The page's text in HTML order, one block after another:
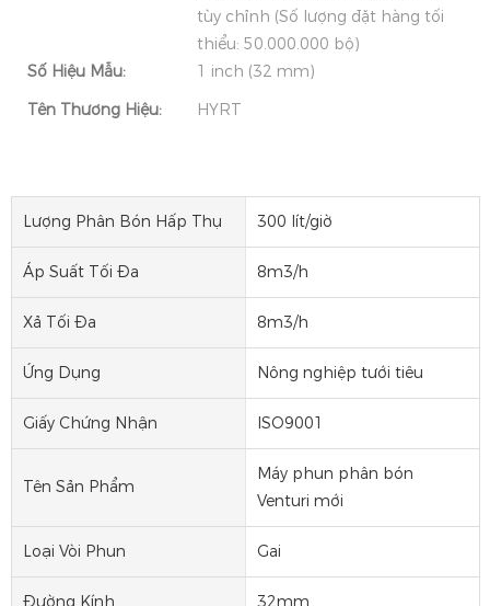
tùy chỉnh (Số lượng đặt hàng tối
thiểu: 50.000.000 bộ)
Số Hiệu Mẫu:
1 inch (32 mm)
Tên Thương Hiệu:
HYRT
Lượng Phân Bón Hấp Thụ 300 lít/giờ
Áp Suất Tối Đa 8m3/h
Xả Tối Đa 8m3/h
Ứng Dụng Nông nghiệp tưới tiêu
Giấy Chứng Nhận ISO9001
Tên Sản Phẩm
Máy phun phân bón
Venturi mới
Loại Vòi Phun Gai
Đường Kính 32mm